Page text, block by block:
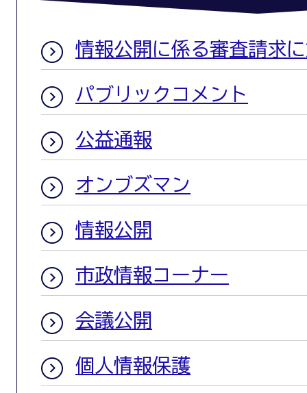
情報公開に係る審査請求
パブリックコメント
公益通報
オンブズマン
情報公開
市政情報コーナー
会議公開
個人情報保護